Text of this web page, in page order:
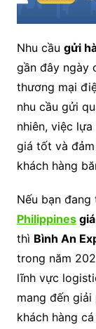
Nhu cầu gửi
gần đây ngày
thương mại
nhu cầu gửi
nhiên, việc
giá tốt và
khách hàng
Nếu bạn
Philippines
thì Bình An
trong năm
lĩnh vực
mang đến
khách hàng